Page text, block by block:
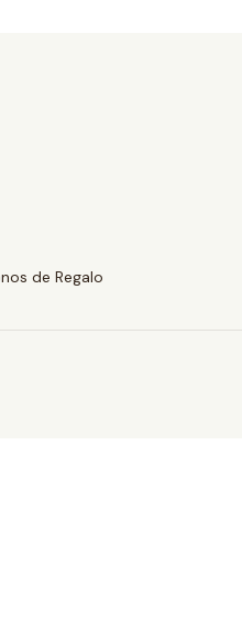
de Regalo